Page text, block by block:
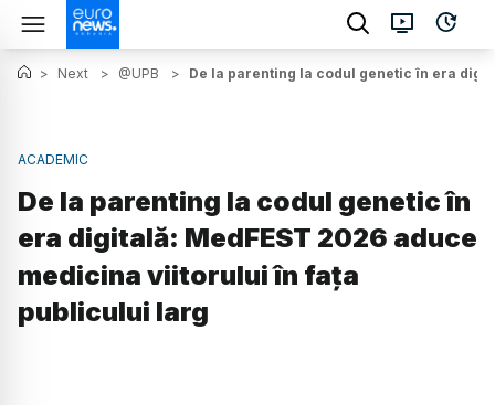
> Next > @UPB > De la parenting la codul genetic în era
ACADEMIC
De la parenting la codul genetic în
era digitală: MedFEST 2026 aduce
medicina viitorului în fața
publicului larg